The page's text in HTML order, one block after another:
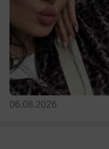
06.08.2026